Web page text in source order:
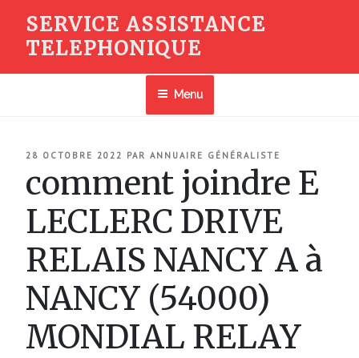
contenu
SERVICE ASSISTANCE
TELEPHONIQUE
Menu
PUBLIÉ
28 OCTOBRE 2022 PAR ANNUAIRE GÉNÉRALISTE
comment joindre E
LECLERC DRIVE
RELAIS NANCY A à
NANCY (54000)
MONDIAL RELAY